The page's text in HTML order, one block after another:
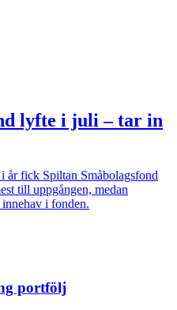
lyfte i juli – tar in
år fick Spiltan Småbolagsfond
till uppgången, medan
i fonden.
portfölj